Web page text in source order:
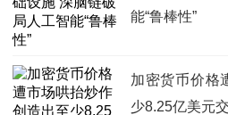
能“鲁棒性”
加密货币价格
少8.25亿美元